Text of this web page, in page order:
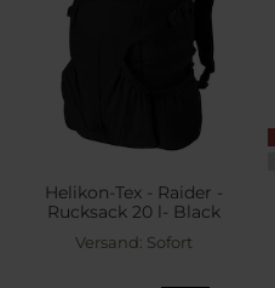
Helikon-Tex - Raider -
Rucksack 20 l- Black
Versand: Sofort